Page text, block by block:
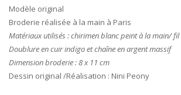
Modèle original
Broderie réalisée à la main à Paris
Matériaux utilisés : chirimen blanc peint à la main/ fil
Doublure en cuir indigoet chaîne en argent massif
Dimension broderie : 8 x 11 cm
Dessin original /Réalisation : Nini Peony